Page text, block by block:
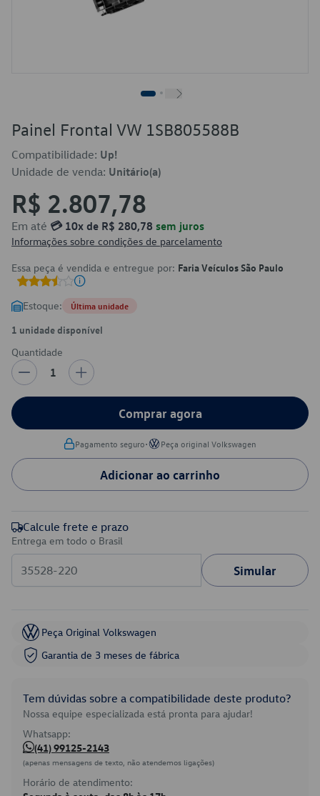
Painel Frontal VW 1SB805588B
Compatibilidade: Up!
Unidade de venda: Unitário(a)
R$ 2.807,78
Em até 💳 10x de R$ 280,78 sem juros
Informações sobre condições de parcelamento
Essa peça é vendida e entregue por: Faria Veículos São Paulo
Estoque: Última unidade
1 unidade disponível
Quantidade
1
Comprar agora
Pagamento seguro• Peça original Volkswagen
Adicionar ao carrinho
Calcule frete e prazo
Entrega em todo o Brasil
Simular
Peça Original Volkswagen
Garantia de 3 meses de fábrica
Tem dúvidas sobre a compatibilidade deste produto?
Nossa equipe especializada está pronta para ajudar!
Whatsapp:
(41) 99125-2143
(apenas mensagens de texto, não atendemos ligações)
Horário de atendimento: